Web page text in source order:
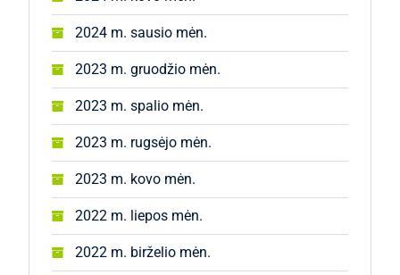
2024 m. sausio mėn.
2023 m. gruodžio mėn.
2023 m. spalio mėn.
2023 m. rugsėjo mėn.
2023 m. kovo mėn.
2022 m. liepos mėn.
2022 m. birželio mėn.